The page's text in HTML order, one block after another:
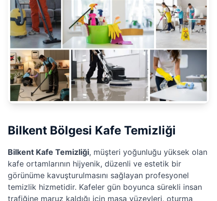
Bilkent Bölgesi Kafe Temizliği
Bilkent Kafe Temizliği, müşteri yoğunluğu yüksek olan
kafe ortamlarının hijyenik, düzenli ve estetik bir
görünüme kavuşturulmasını sağlayan profesyonel
temizlik hizmetidir. Kafeler gün boyunca sürekli insan
trafiğine maruz kaldığı için masa yüzeyleri, oturma